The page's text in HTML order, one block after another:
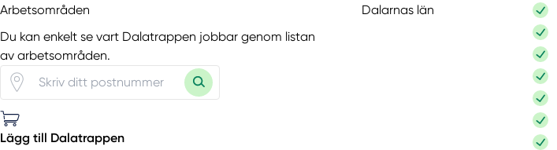
Arbetsområden
Du kan enkelt se vart Dalatrappen jobbar genom listan
av arbetsområden.
Lägg till Dalatrappen
Dalarnas län